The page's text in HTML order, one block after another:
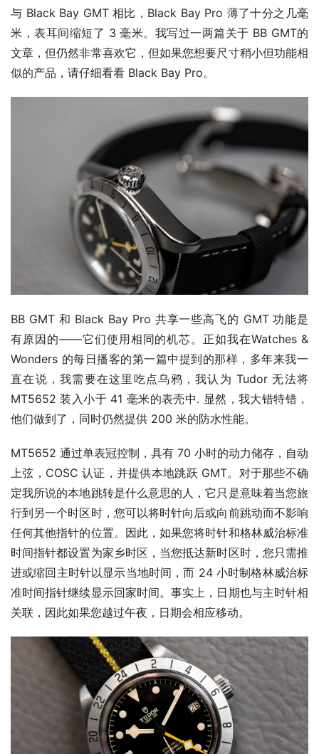
与 Black Bay GMT 相比，Black Bay Pro 薄了十分之几毫
米，表耳间缩短了 3 毫米。我写过一两篇关于 BB GMT的
文章，但仍然非常喜欢它，但如果您想要尺寸稍小但功能相
似的产品，请仔细看看 Black Bay Pro。
BB GMT 和 Black Bay Pro 共享一些高飞的 GMT 功能是
有原因的——它们使用相同的机芯。正如我在Watches &
Wonders 的每日播客的第一篇中提到的那样，多年来我一
直在说，我需要在这里吃点乌鸦，我认为 Tudor 无法将
MT5652 装入小于 41 毫米的表壳中. 显然，我大错特错，
他们做到了，同时仍然提供 200 米的防水性能。
MT5652 通过单表冠控制，具有 70 小时的动力储存，自动
上弦，COSC 认证，并提供本地跳跃 GMT。对于那些不确
定我所说的本地跳转是什么意思的人，它只是意味着当您旅
行到另一个时区时，您可以将时针向后或向前跳动而不影响
任何其他指针的位置。因此，如果您将时针和格林威治标准
时间指针都设置为家乡时区，当您抵达新时区时，您只需推
进或缩回主时针以显示当地时间，而 24 小时制格林威治标
准时间指针继续显示回家时间。事实上，日期也与主时针相
关联，因此如果您越过午夜，日期会相应移动。